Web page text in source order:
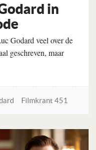
in
Godard veel over de
geschreven, maar
Filmkrant 451